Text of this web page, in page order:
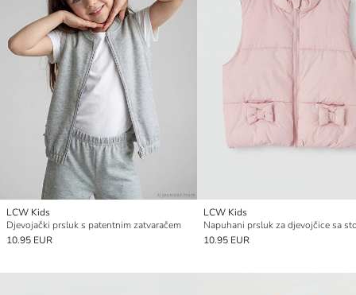
LCW Kids
Djevojački prsluk s patentnim zatvaračem
10.95 EUR
LCW Kids
10.95 EUR